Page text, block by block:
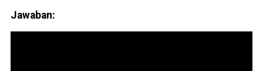
Jawaban: